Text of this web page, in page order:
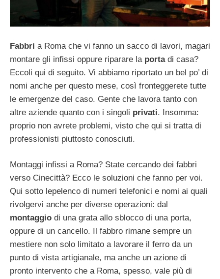
Fabbri a Roma che vi fanno un sacco di lavori, magari
montare gli infissi oppure riparare la portadi casa?
Eccoli qui di seguito. Vi abbiamo riportato un bel po’ di
nomi anche per questo mese, così fronteggerete tutte
le emergenze del caso. Gente che lavora tanto con
altre aziende quanto con i singoli privati. Insomma:
proprio non avrete problemi, visto che qui si tratta di
professionisti piuttosto conosciuti.
Montaggi infissi a Roma? State cercando dei fabbri
verso Cinecittà? Ecco le soluzioni che fanno per voi.
Qui sotto lepelenco di numeri telefonici e nomi ai quali
rivolgervi anche per diverse operazioni: dal
montaggio di una grata allo sblocco di una porta,
oppure di un cancello. Il fabbro rimane sempre un
mestiere non solo limitato a lavorare il ferro da un
punto di vista artigianale, ma anche un azione di
pronto intervento che a Roma, spesso, vale più di